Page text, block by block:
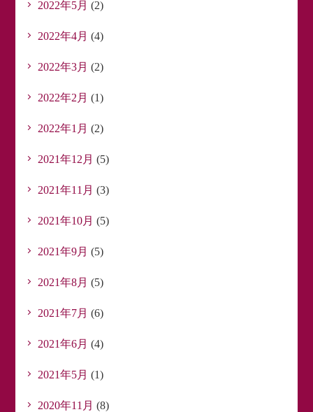
2022年5月 (2)
2022年4月 (4)
2022年3月 (2)
2022年2月 (1)
2022年1月 (2)
2021年12月 (5)
2021年11月 (3)
2021年10月 (5)
2021年9月 (5)
2021年8月 (5)
2021年7月 (6)
2021年6月 (4)
2021年5月 (1)
2020年11月 (8)